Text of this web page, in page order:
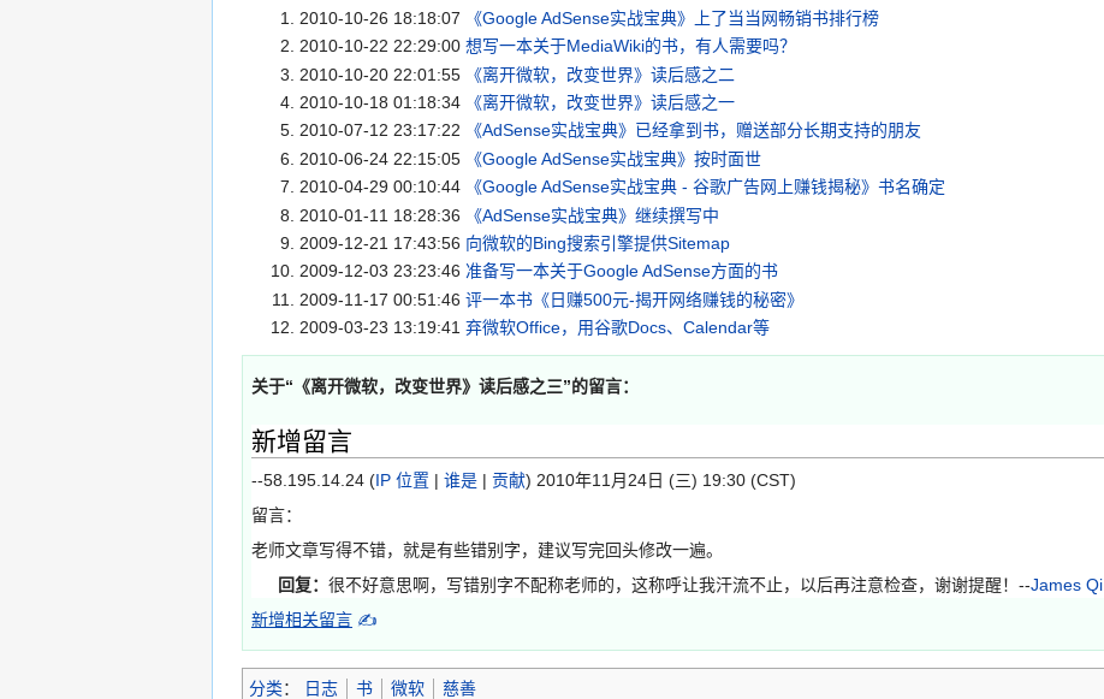
2010-10-26 18:18:07
《Google AdSense实战宝典》上了当当网畅销书排行榜
2010-10-22 22:29:00 想写一本关于MediaWiki的书，有人需要吗？
2010-10-20 22:01:55
《离开微软，改变世界》读后感之二
2010-10-18 01:18:34
《离开微软，改变世界》读后感之一
2010-07-12 23:17:22
《AdSense实战宝典》已经拿到书，赠送部分长期支持的朋友
2010-06-24 22:15:05
《Google AdSense实战宝典》按时面世
2010-04-29 00:10:44
《Google AdSense实战宝典 - 谷歌广告网上赚钱揭秘》书名确定
2010-01-11 18:28:36
《AdSense实战宝典》继续撰写中
2009-12-21 17:43:56 向微软的Bing搜索引擎提供Sitemap
2009-12-03 23:23:46 准备写一本关于Google AdSense方面的书
2009-11-17 00:51:46 评一本书《日赚500元-揭开网络赚钱的秘密》
2009-03-23 13:19:41 弃微软Office，用谷歌Docs、Calendar等
关于“ 《离开微软，改变世界》读后感之三”的留言：
新增留言
--58.195.14.24 (IP 位置 | 谁是 | 贡献) 2010年11月24日 (三) 19:30 (CST)
留言：
老师文章写得不错，就是有些错别字，建议写完回头修改一遍。
回复：很不好意思啊，写错别字不配称老师的，这称呼让我汗流不止，以后再注意检查，谢谢提醒！--James Qi
新增相关留言 ✍
分类： 日志 书 微软 慈善